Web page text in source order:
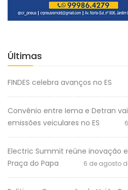
Últimas
FINDES celebra avanços no ES
Convênio entre Iema e Detran
emissões veiculares no ES
Electric Summit reúne inovação
Praça do Papa
6 de agosto